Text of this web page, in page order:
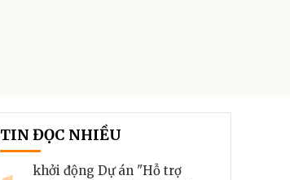
TIN ĐỌC NHIỀU
khởi động Dự án "Hỗ trợ